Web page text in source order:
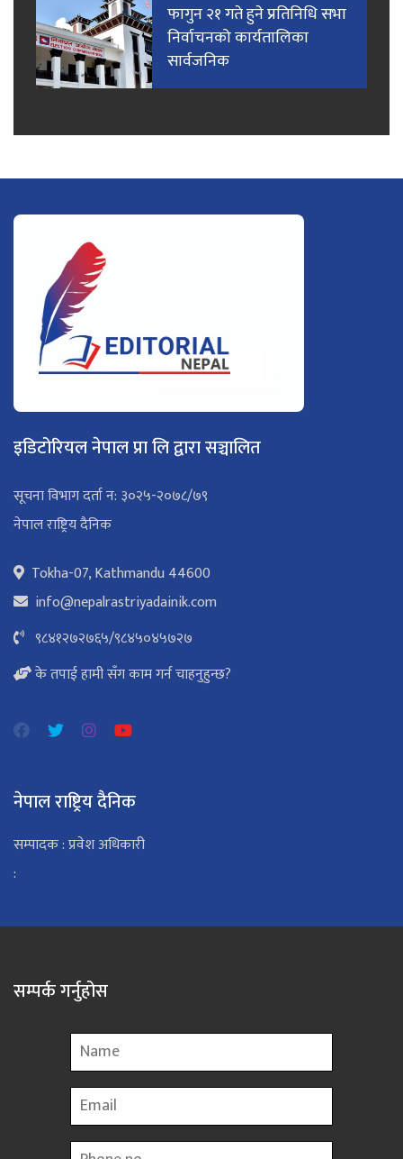
फागुन २१ गते हुने प्रतिनिधि सभा
निर्वाचनको कार्यतालिका
सार्वजनिक
इडिटोरियल नेपाल प्रा लि द्वारा सञ्चालित
सूचना विभाग दर्ता न: ३०२५-२०७८/७९
नेपाल राष्ट्रिय दैनिक
Tokha-07, Kathmandu 44600
info@nepalrastriyadainik.com
९८४१२७२७६५/९८४५०४५७२७
के तपाई हामी सँग काम गर्न चाहनुहुन्छ?
नेपाल राष्ट्रिय दैनिक
सम्पादक : प्रवेश अधिकारी
:
सम्पर्क गर्नुहोस
Name
Email
Phone